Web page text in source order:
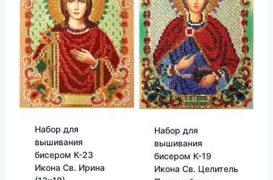
Набор для
вышивания
бисером К-23
Икона Св. Ирина
Набор для
вышивания
бисером К-19
Икона Св. Целитель